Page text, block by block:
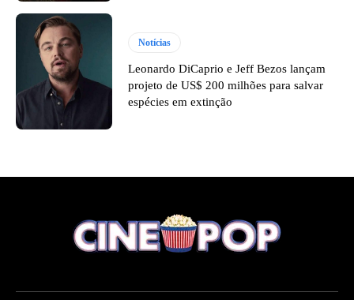
Notícias
Leonardo DiCaprio e Jeff Bezos lançam
projeto de US$ 200 milhões para salvar
espécies em extinção